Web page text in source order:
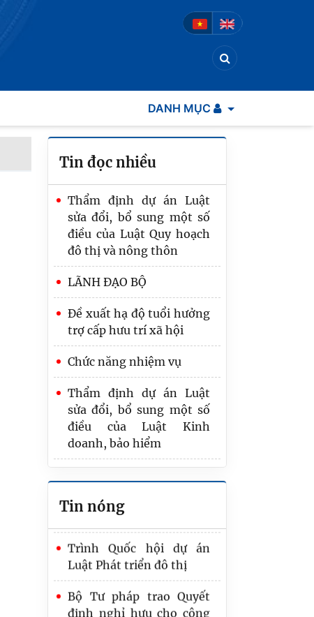
DANH MỤC
Tin đọc nhiều
Thẩm định dự án Luật
sửa đổi, bổ sung một số
điều của Luật Quy hoạch
đô thị và nông thôn
LÃNH ĐẠO BỘ
Đề xuất hạ độ tuổi hưởng
trợ cấp hưu trí xã hội
Chức năng nhiệm vụ
Thẩm định dự án Luật
sửa đổi, bổ sung một số
điều của Luật Kinh
doanh, bảo hiểm
chứng bằng 2 bài trắc
nghiệm
Tin nóng
Bộ trưởng Hoàng Thanh
Tùng: Hòa giải ở cơ sở
phải hài hòa giữa tự quản
cộng đồng và quản lý nhà
nước
Chuyển đổi mạnh mẽ
nhận thức, phương thức
thực hiện công tác phổ
biến, giáo dục pháp luật
Tổng rà soát là nhiệm vụ
trọng tâm, quan trọng
nhất của Bộ Tư pháp
trong 6 tháng cuối năm
Trình Quốc hội dự án
Luật Phát triển đô thị
Bộ Tư pháp trao Quyết
định nghỉ hưu cho công
chức